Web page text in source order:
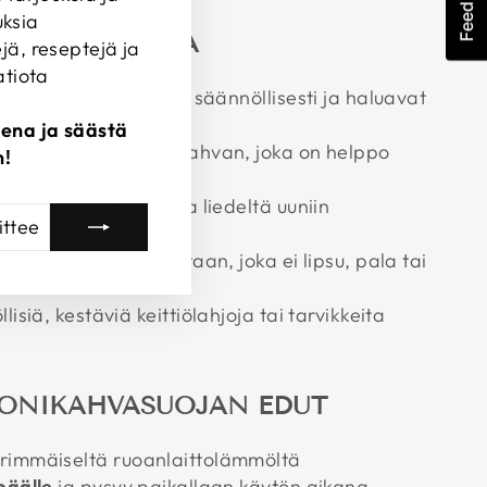
NIILLE, JOTKA
keittoastioita säännöllisesti ja haluavat
silikonikahvan, joka on helppo
kahvaholkkeja liedeltä uuniin
silikonipatakintaan, joka ei lipsu, pala tai
kestäviä keittiölahjoja tai tarvikkeita
EDUT
ruoanlaittolämmöltä
reseptejä ja
ja säästä